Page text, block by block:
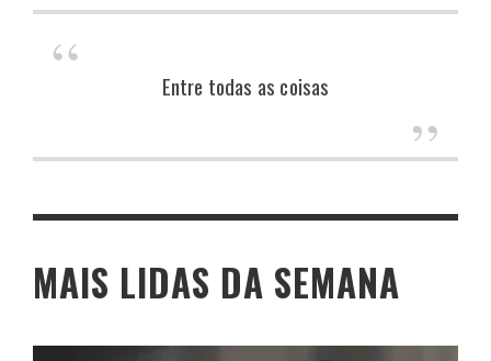
Entre todas as coisas
MAIS LIDAS DA SEMANA